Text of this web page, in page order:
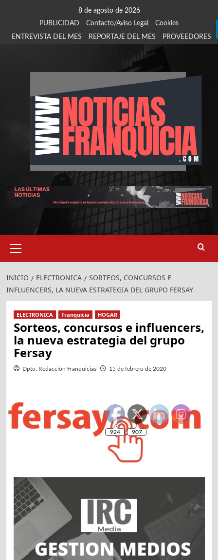
8 de agosto de 2026
PUBLICIDAD
Contacto/Aviso Legal
Cookies
ENTREVISTA DEL MES
REPORTAJE DEL MES PROVEEDORES
primario
INICIO ELECTRONICA
SORTEOS, CONCURSOS E
INFLUENCERS, LA NUEVA ESTRATEGIA DEL GRUPO FERSAY
ELECTRONICA Franquicia HOGAR
Sorteos, concursos e influencers,
la nueva estrategia del grupo
Fersay
Dpto. Redacción Franquicias 15 de febrero de 2020
924